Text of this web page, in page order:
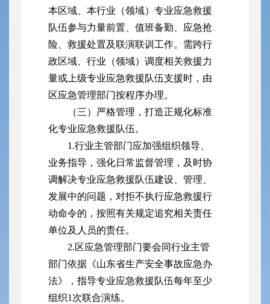
本区域、本行业（领域）专业应急救援
队伍参与力量前置、值班备勤、应急抢
险、救援处置及联演联训工作。需跨行
政区域、行业（领域）调度相关救援力
量或上级专业应急救援队伍支援时，由
区应急管理部门按程序办理。
（三）严格管理，打造正规化标准
化专业应急救援队伍。
1.行业主管部门应加强组织领导、
业务指导，强化日常监督管理，及时协
调解决专业应急救援队伍建设、管理、
发展中的问题，对拒不执行应急救援行
动命令的，按照有关规定追究相关责任
单位及人员的责任。
2.区应急管理部门要会同行业主管
部门依据《山东省生产安全事故应急办
法》，指导专业应急救援队伍每年至少
组织1次联合演练。